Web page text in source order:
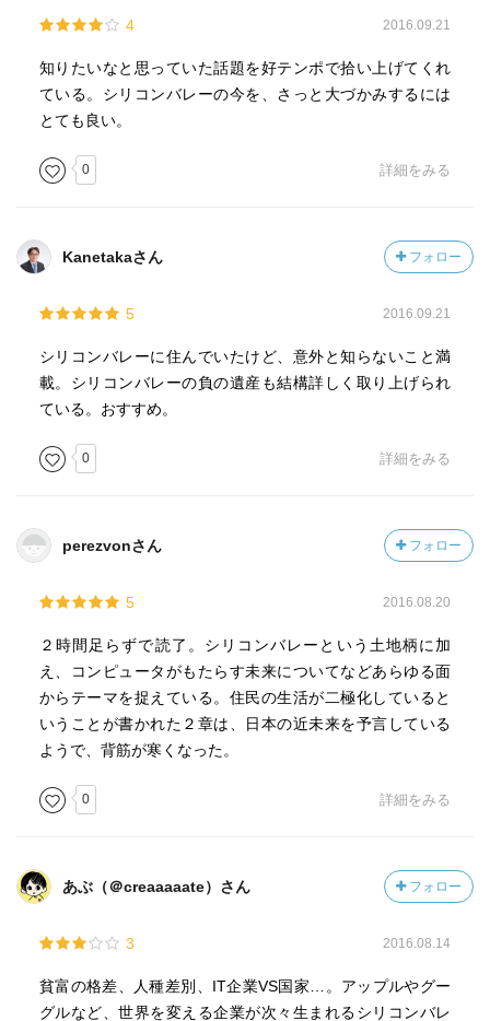
4 2016.09.21
知りたいなと思っていた話題を好テンポで拾い上げてくれ
ている。シリコンバレーの今を、さっと大づかみするには
とても良い。
0 詳細をみる
Kanetakaさん フォロー
5 2016.09.21
シリコンバレーに住んでいたけど、意外と知らないこと満
載。シリコンバレーの負の遺産も結構詳しく取り上げられ
ている。おすすめ。
0 詳細をみる
perezvonさん フォロー
5 2016.08.20
２時間足らずで読了。シリコンバレーという土地柄に加
え、コンピュータがもたらす未来についてなどあらゆる面
からテーマを捉えている。住民の生活が二極化していると
いうことが書かれた２章は、日本の近未来を予言している
ようで、背筋が寒くなった。
0 詳細をみる
あぶ（＠creaaaaate）さん フォロー
3 2016.08.14
貧富の格差、人種差別、IT企業VS国家…。アップルやグー
グルなど、世界を変える企業が次々生まれるシリコンバレ